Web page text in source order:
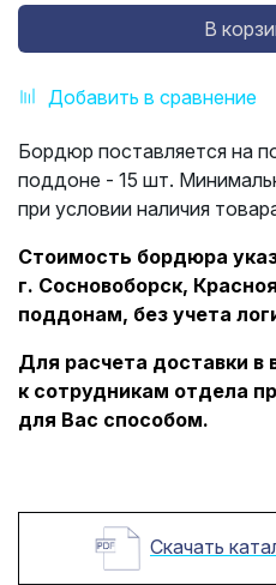
Добавить в сравнение
В
Бордюр поставляется на
поддоне - 15 шт.
при условии наличия
Стоимость бордюра
г. Сосновоборск,
поддонам, без учета
Для расчета доставки в
к сотрудникам отдела
для Вас способом.
Скачать